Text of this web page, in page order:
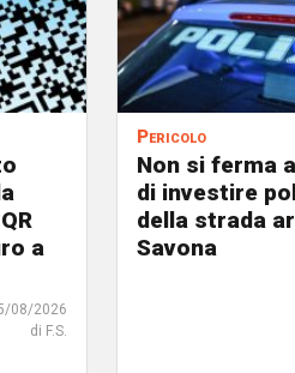
a
08/2026
di F.S.
Pericolo
Non si ferma
di investire
della strada
Savona